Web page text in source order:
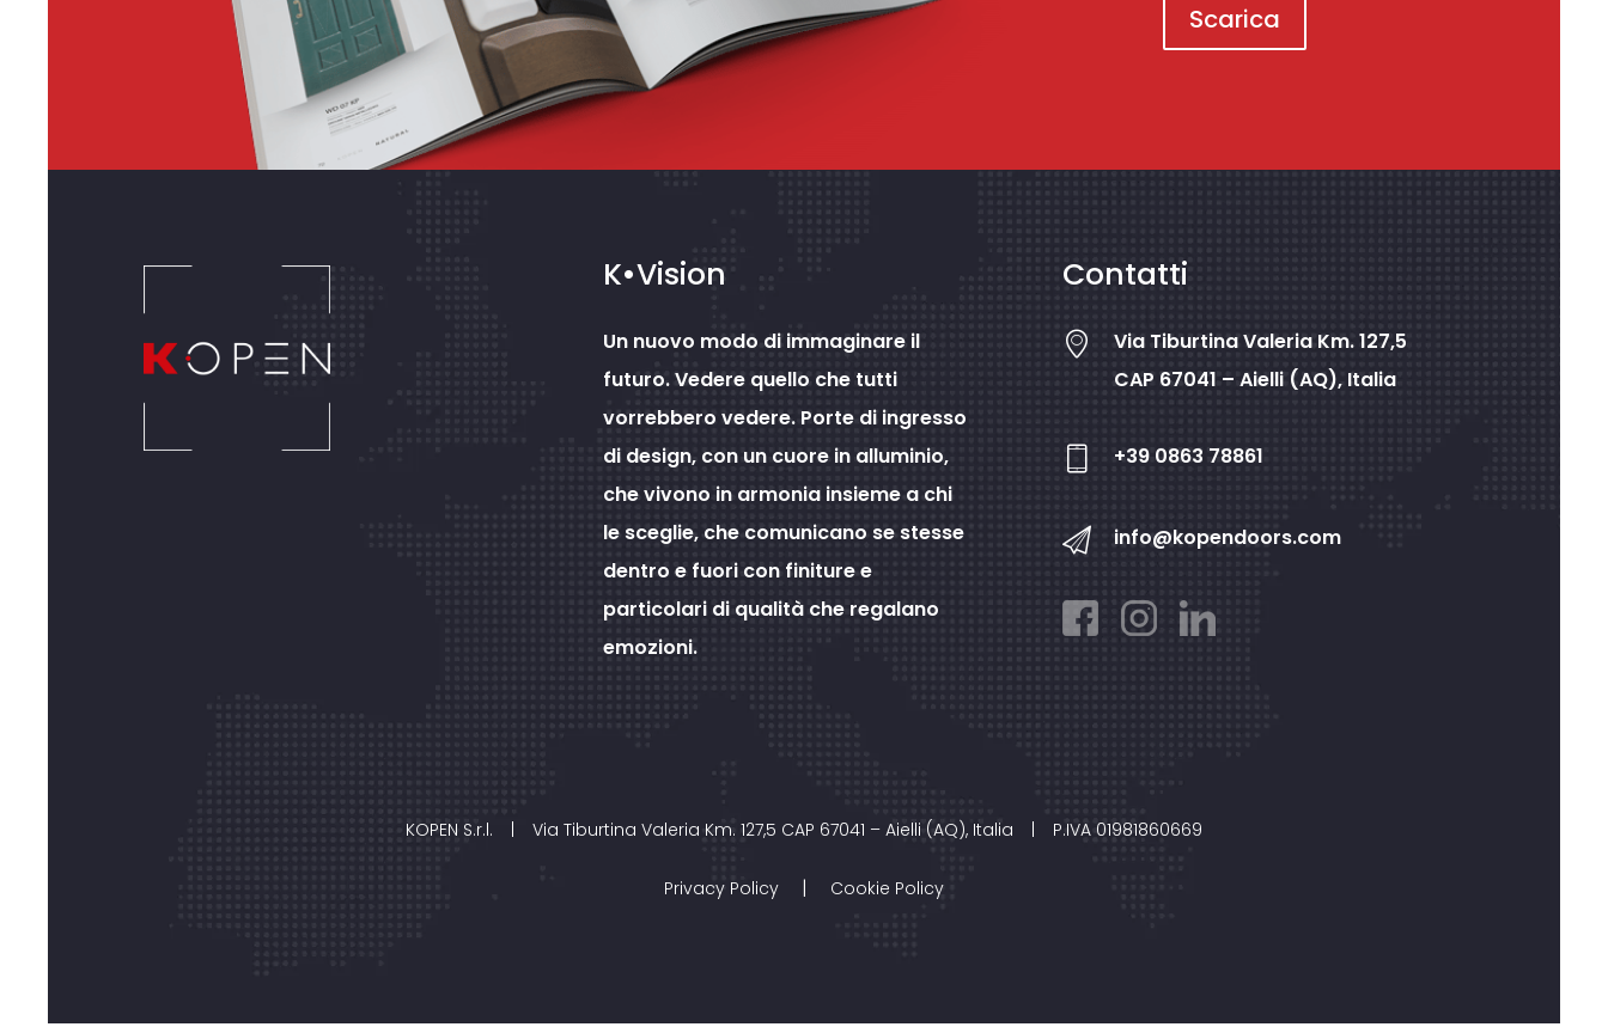
Scarica
K•Vision
Un nuovo modo di immaginare il
futuro. Vedere quello che tutti
vorrebbero vedere. Porte di ingresso
di design, con un cuore in alluminio,
che vivono in armonia insieme a chi
le sceglie, che comunicano se stesse
dentro e fuori con finiture e
particolari di qualità che regalano
emozioni.
Contatti
Via Tiburtina Valeria Km. 127,5
CAP 67041 – Aielli (AQ), Italia
+39 0863 78861
info@kopendoors.com
KOPEN S.r.l. | Via Tiburtina Valeria Km. 127,5 CAP 67041 – Aielli (AQ), Italia | P.IVA 01981860669
Privacy Policy | Cookie Policy